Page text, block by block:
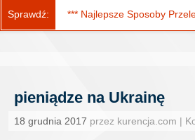
Sprawdź: *** Najlepsze Sposoby
pieniądze na Ukrainę
18 grudnia 2017 przez kurencja.com |